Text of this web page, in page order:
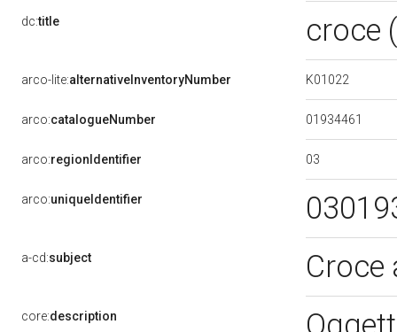
dc:title croce
arco-lite:alternativeInventoryNumber K01022
arco:catalogueNumber 01934461
arco:regionIdentifier 03
arco:uniqueIdentifier
a-cd:subject Croce
core:description